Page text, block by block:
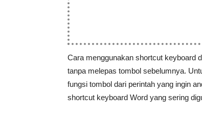
Cara menggunakan shortcut keyboard
tanpa melepas tombol sebelumnya.
fungsi tombol dari perintah yang ingin
shortcut keyboard Word yang sering